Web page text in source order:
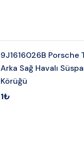
9J1616026B Porsche
Arka Sağ Havalı
Körüğü
1₺